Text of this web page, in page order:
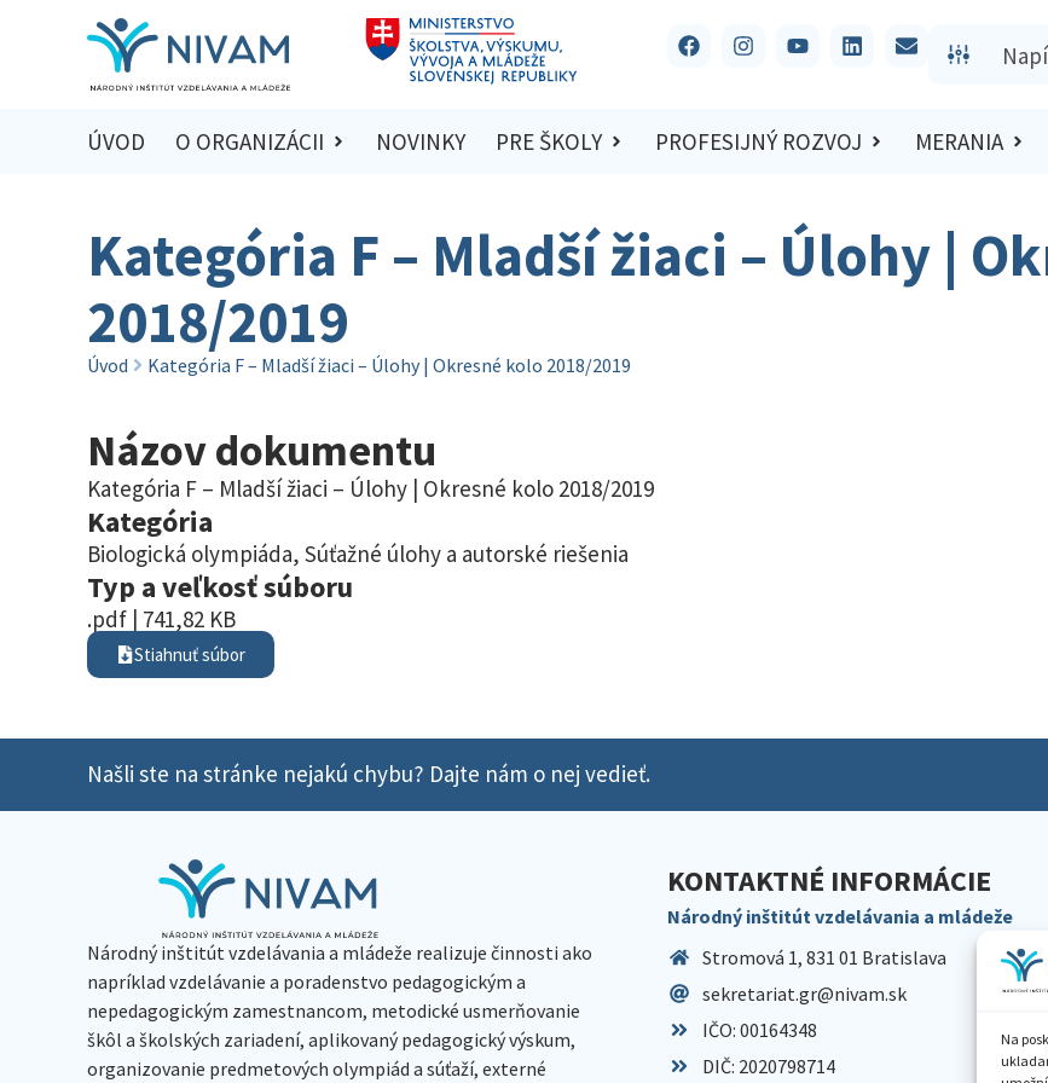
Na
ÚVOD O ORGANIZÁCII NOVINKY PRE ŠKOLY PROFESIJNÝ ROZVOJ MERANIA
Kategória F – Mladší žiaci – Úlohy |
2018/2019
Úvod Kategória F – Mladší žiaci – Úlohy | Okresné kolo 2018/2019
Názov dokumentu
Kategória F – Mladší žiaci – Úlohy | Okresné kolo 2018/2019
Kategória
Biologická olympiáda, Súťažné úlohy a autorské riešenia
Typ a veľkosť súboru
.pdf | 741,82 KB
Stiahnuť súbor
Našli ste na stránke nejakú chybu? Dajte nám o nej vedieť.
Národný inštitút vzdelávania a mládeže realizuje činnosti ako
napríklad vzdelávanie a poradenstvo pedagogickým a
nepedagogickým zamestnancom, metodické usmerňovanie
škôl a školských zariadení, aplikovaný pedagogický výskum,
organizovanie predmetových olympiád a súťaží, externé
KONTAKTNÉ INFORMÁCIE
Národný inštitút vzdelávania a mládeže
Stromová 1, 831 01 Bratislava
sekretariat.gr@nivam.sk
IČO: 00164348
DIČ: 2020798714